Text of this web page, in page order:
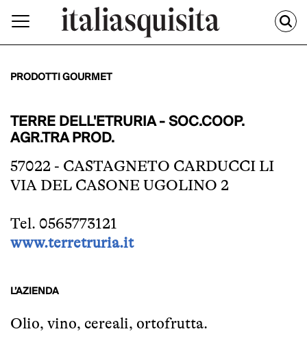
PRODOTTI GOURMET
TERRE DELL'ETRURIA - SOC.COOP.
AGR.TRA PROD.
57022 - CASTAGNETO CARDUCCI LI
VIA DEL CASONE UGOLINO 2
Tel. 0565773121
www.terretruria.it
L’AZIENDA
Olio, vino, cereali, ortofrutta.